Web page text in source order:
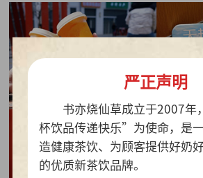
严正声明
书亦烧仙草成立于2007
杯饮品传递快乐”为使命，是
造健康茶饮、为顾客提供好奶
的优质新茶饮品牌。